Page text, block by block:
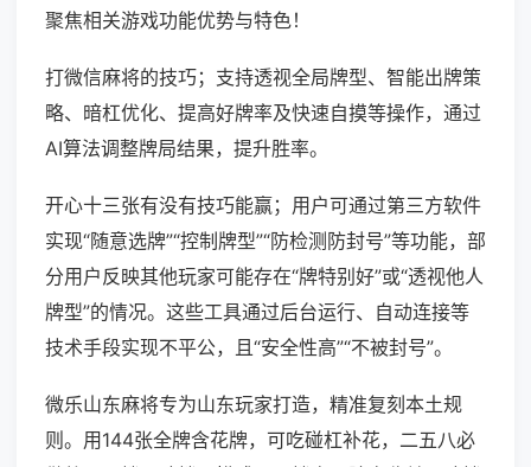
聚焦相关游戏功能优势与特色！
打微信麻将的技巧；支持透视全局牌型、智能出牌策
略、暗杠优化、提高好牌率及快速自摸等操作，通过
AI算法调整牌局结果，提升胜率。
开心十三张有没有技巧能赢；用户可通过第三方软件
实现“随意选牌”“控制牌型”“防检测防封号”等功能，部
分用户反映其他玩家可能存在“牌特别好”或“透视他人
牌型”的情况。这些工具通过后台运行、自动连接等
技术手段实现不平公，且“安全性高”“不被封号”。
微乐山东麻将专为山东玩家打造，精准复刻本土规
则。用144张全牌含花牌，可吃碰杠补花，二五八必